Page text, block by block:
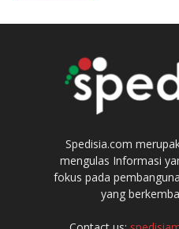
Spedisia.com
mengulas Informasi
fokus pada
yang